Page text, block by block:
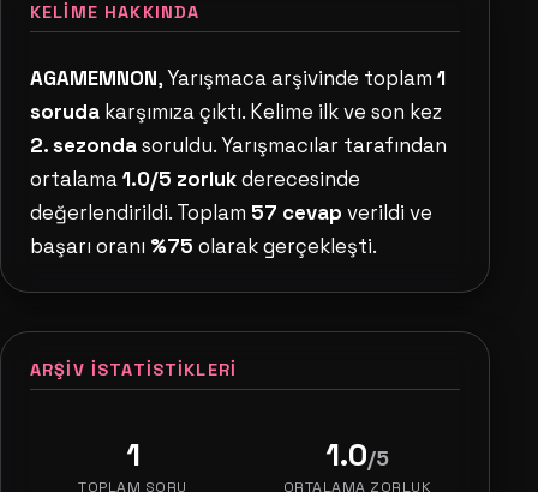
KELIME HAKKINDA
AGAMEMNON, Yarışmaca arşivinde toplam 1
soruda karşımıza çıktı. Kelime ilk ve son kez
2. sezondasoruldu. Yarışmacılar tarafından
ortalama1.0/5 zorlukderecesinde
değerlendirildi. Toplam 57 cevap verildi ve
başarı oranı %75 olarak gerçekleşti.
ARŞIV İSTATISTIKLERI
1
TOPLAM SORU
1.0/5
ORTALAMA ZORLUK